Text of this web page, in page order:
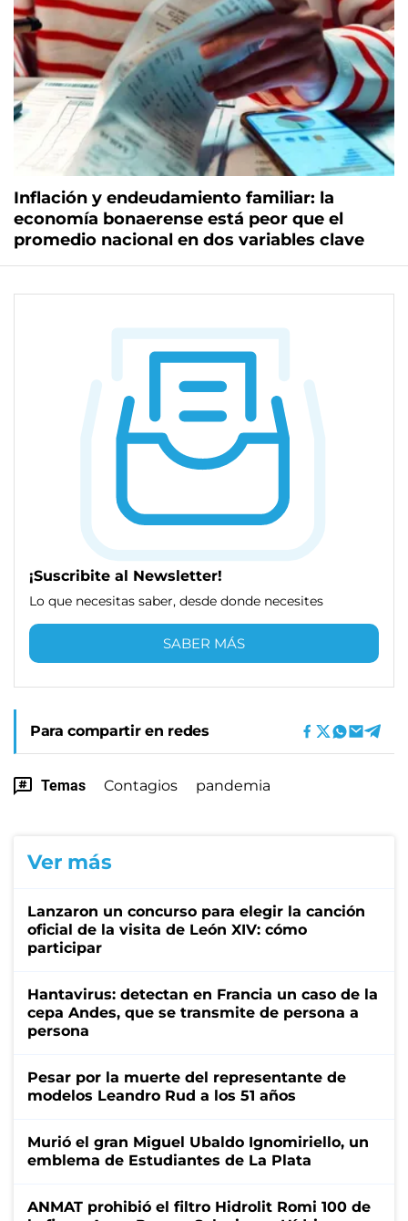
Inflación y endeudamiento familiar: la
economía bonaerense está peor que el
promedio nacional en dos variables clave
¡Suscribite al Newsletter!
Lo que necesitas saber, desde donde necesites
SABER MÁS
Para compartir en redes
Temas Contagios pandemia
Ver más
Lanzaron un concurso para elegir la canción
oficial de la visita de León XIV: cómo
participar
Hantavirus: detectan en Francia un caso de la
cepa Andes, que se transmite de persona a
persona
Pesar por la muerte del representante de
modelos Leandro Rud a los 51 años
Murió el gran Miguel Ubaldo Ignomiriello, un
emblema de Estudiantes de La Plata
ANMAT prohibió el filtro Hidrolit Romi 100 de